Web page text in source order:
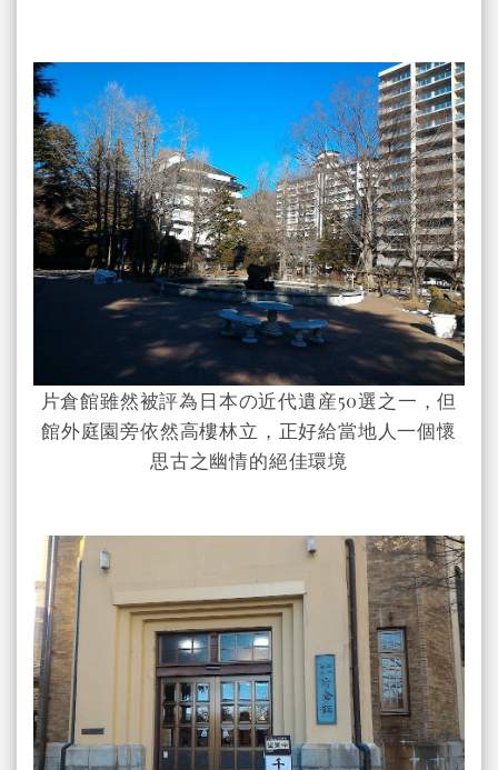
片倉館雖然被評為日本の近代遺産50選之一，但
館外庭園旁依然高樓林立，正好給當地人一個懷
思古之幽情的絕佳環境